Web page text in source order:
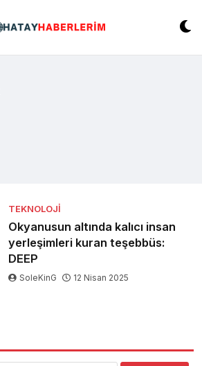
TEKNOLOJI
Okyanusun altında kalıcı insan
yerleşimleri kuran teşebbüs:
DEEP
SoleKinG 12 Nisan 2025